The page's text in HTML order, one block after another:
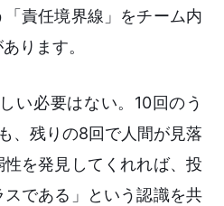
責任境界線」をチーム内
ります。
い必要はない。10回のう
、残りの8回で人間が見落
を発見してくれれば、投
である」という認識を共